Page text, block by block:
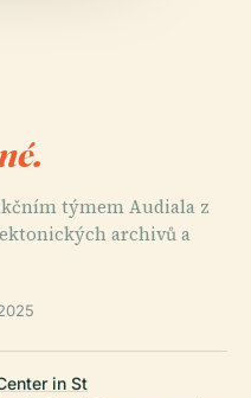
týmem Audiala z
archivů a
in St